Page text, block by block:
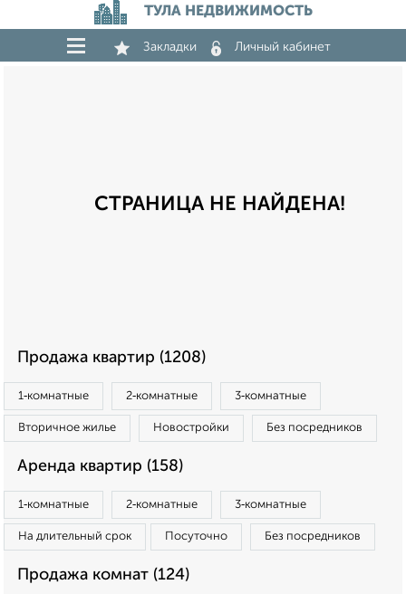
ТУЛА НЕДВИЖИМОСТЬ
Закладки Личный кабинет
СТРАНИЦА НЕ НАЙДЕНА!
Продажа квартир (1208)
1‑комнатные 2‑комнатные 3‑комнатные
Вторичное жилье Новостройки Без посредников
Аренда квартир (158)
1‑комнатные 2‑комнатные 3‑комнатные
На длительный срок Посуточно Без посредников
Продажа комнат (124)